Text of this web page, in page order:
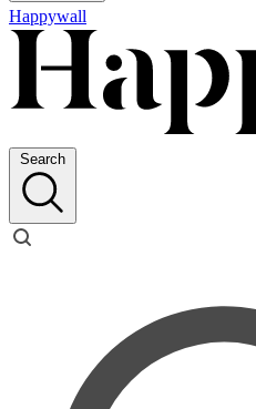
Happywall
Search